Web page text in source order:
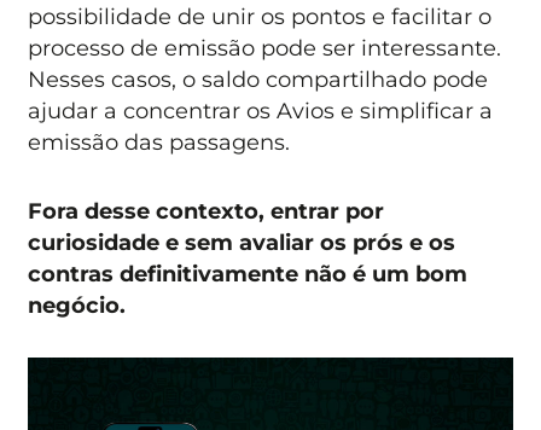
possibilidade de unir os pontos e facilitar o
processo de emissão pode ser interessante.
Nesses casos, o saldo compartilhado pode
ajudar a concentrar os Avios e simplificar a
emissão das passagens.
Fora desse contexto, entrar por
curiosidade e sem avaliar os prós e os
contras definitivamente não é um bom
negócio.